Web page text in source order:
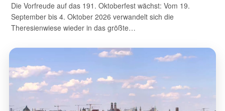
Die Vorfreude auf das 191. Oktoberfest wächst: Vom 19.
September bis 4. Oktober 2026 verwandelt sich die
Theresienwiese wieder in das größte…